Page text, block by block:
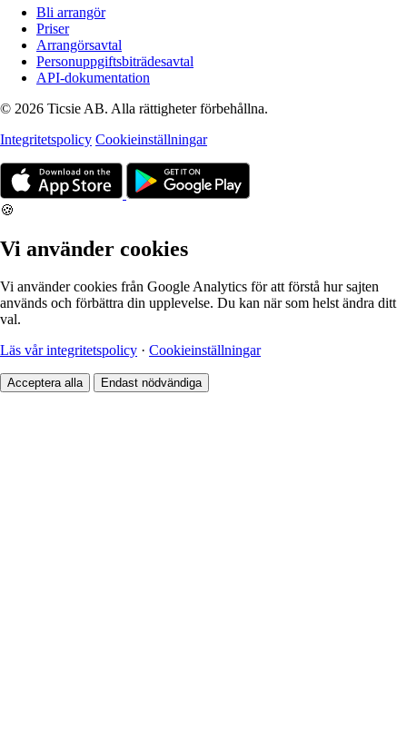
Bli arrangör
Priser
Arrangörsavtal
Personuppgiftsbiträdesavtal
API-dokumentation
© 2026 Ticsie AB. Alla rättigheter förbehållna.
Integritetspolicy Cookieinställningar
🍪
Vi använder cookies
Vi använder cookies från Google Analytics för att förstå hur sajten
används och förbättra din upplevelse. Du kan när som helst ändra ditt
val.
Läs vår integritetspolicy · Cookieinställningar
Acceptera alla Endast nödvändiga